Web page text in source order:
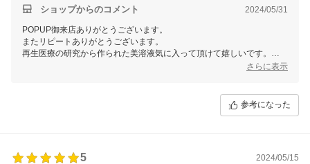
ショップからのコメント 2024/05/31
POPUP御来店ありがとうございます。
またリピートありがとうございます。
再生医療の研究から作られた美溶液気に入って頂けて嬉しいです。
ぜひ気になる部分にスペシャルケアとしてお使い下さいませ。さらに表示
参考になった
5
2024/05/15